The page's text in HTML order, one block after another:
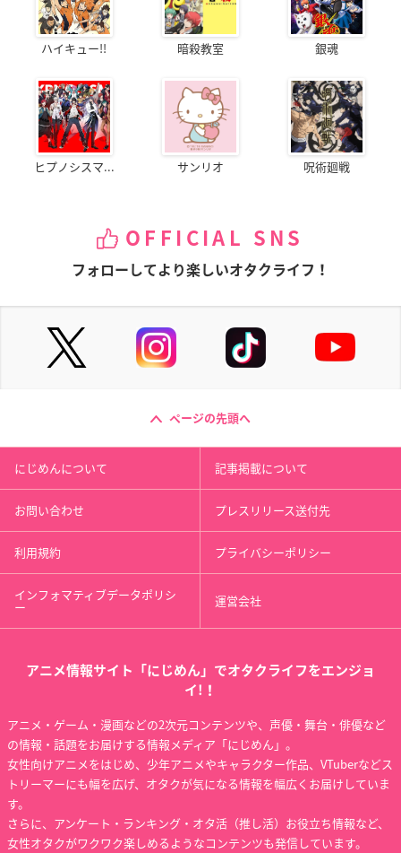
ハイキュー!! 暗殺教室 銀魂
ヒプノシスマ... サンリオ 呪術廻戦
OFFICIAL SNS
フォローしてより楽しいオタクライフ！
ページの先頭へ
にじめんについて 記事掲載について
お問い合わせ プレスリリース送付先
利用規約 プライバシーポリシー
インフォマティブデータポリシ
ー 運営会社
アニメ情報サイト「にじめん」でオタクライフをエンジョ
イ!！
アニメ・ゲーム・漫画などの2次元コンテンツや、声優・舞台・俳優など
の情報・話題をお届けする情報メディア「にじめん」。
女性向けアニメをはじめ、少年アニメやキャラクター作品、VTuberなどス
トリーマーにも幅を広げ、オタクが気になる情報を幅広くお届けしていま
す。
さらに、アンケート・ランキング・オタ活（推し活）お役立ち情報など、
女性オタクがワクワク楽しめるようなコンテンツも発信しています。